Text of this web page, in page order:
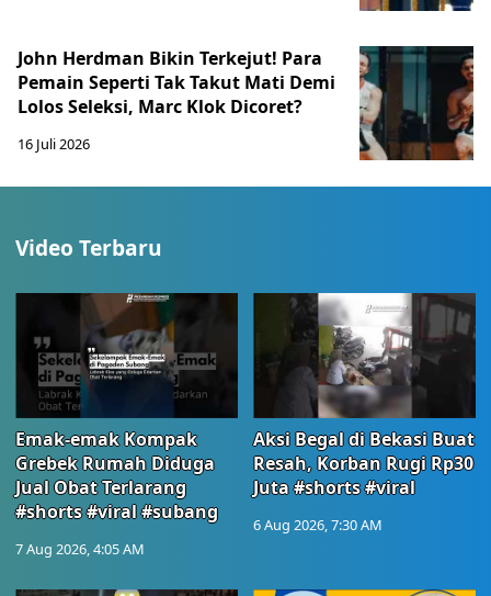
John Herdman Bikin Terkejut! Para
Pemain Seperti Tak Takut Mati Demi
Lolos Seleksi, Marc Klok Dicoret?
16 Juli 2026
Video Terbaru
Emak-emak Kompak
Grebek Rumah Diduga
Jual Obat Terlarang
#shorts #viral #subang
7 Aug 2026, 4:05 AM
Aksi Begal di Bekasi Buat
Resah, Korban Rugi Rp30
Juta #shorts #viral
6 Aug 2026, 7:30 AM